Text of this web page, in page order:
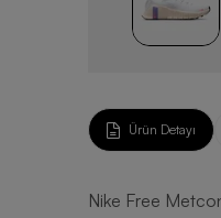
Ürün Detayı
Nike Free